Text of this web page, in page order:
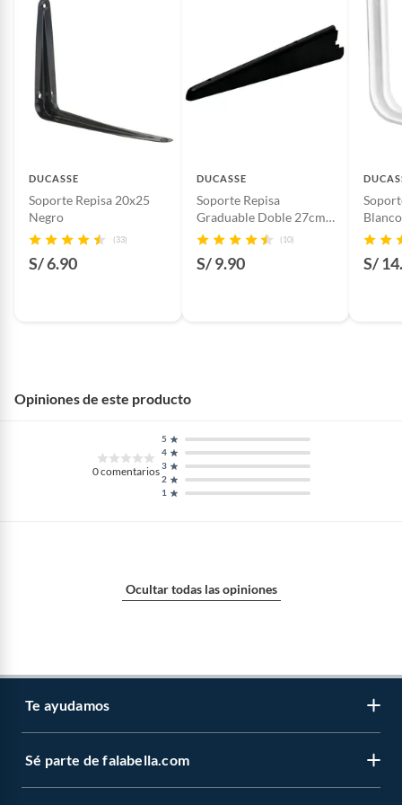
Productos hechos a medida.
Pinturas de color a pedido.
Plantas.
Productos que hayan sido previamente instalados.
Baterías de auto.
Motocicletas y bicicletas motorizadas.
DUCASSE
Soporte Repisa 20x25
Negro
(33)
S/ 6.90
DUCASSE
Soporte Repisa
Graduable Doble 27cm
Negro
(10)
S/ 9.90
Blanco
S/
Opiniones de este producto
0comentarios
1
2
3
4
5
Ocultar todas las opiniones
Te ayudamos
Atención por WhatsApp
Sé parte de falabella.com